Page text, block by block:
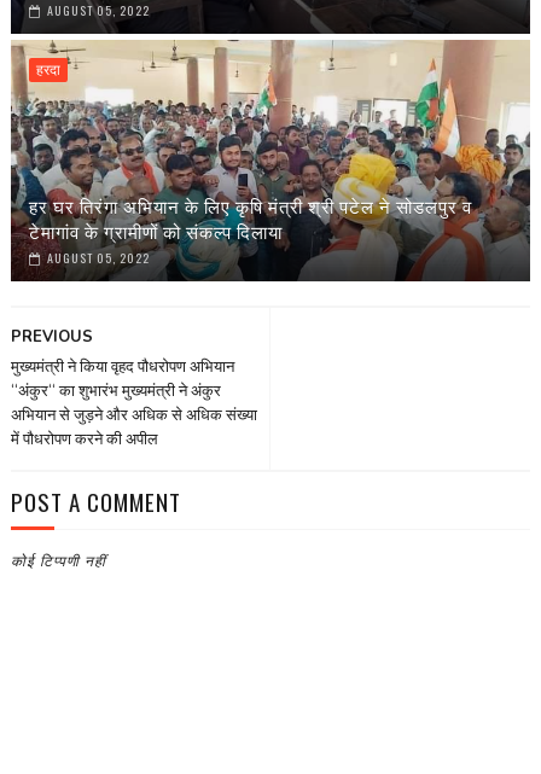
AUGUST 05, 2022
हरदा
हर घर तिरंगा अभियान के लिए कृषि मंत्री श्री पटेल ने सोडलपुर व
टेमागांव के ग्रामीणों को संकल्प दिलाया
AUGUST 05, 2022
PREVIOUS
मुख्यमंत्री ने किया वृहद पौधरोपण अभियान
‘‘अंकुर‘‘ का शुभारंभ मुख्यमंत्री ने अंकुर
अभियान से जुड़ने और अधिक से अधिक संख्या
में पौधरोपण करने की अपील
POST A COMMENT
कोई टिप्पणी नहीं